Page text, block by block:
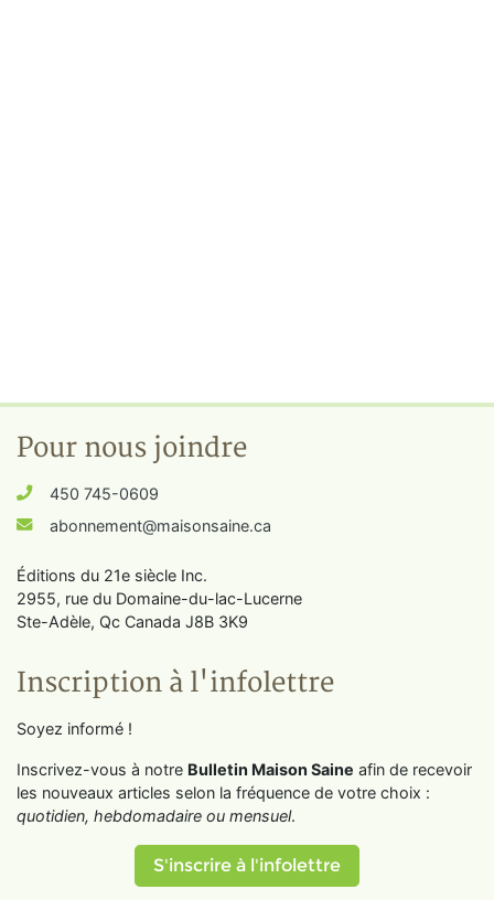
Pour nous joindre
450 745-0609
abonnement@maisonsaine.ca
Éditions du 21e siècle Inc.
2955, rue du Domaine-du-lac-Lucerne
Ste-Adèle, Qc Canada J8B 3K9
Inscription à l'infolettre
Soyez informé !
Inscrivez-vous à notre Bulletin Maison Saine afin de recevoir
les nouveaux articles selon la fréquence de votre choix :
quotidien, hebdomadaire ou mensuel.
S'inscrire à l'infolettre